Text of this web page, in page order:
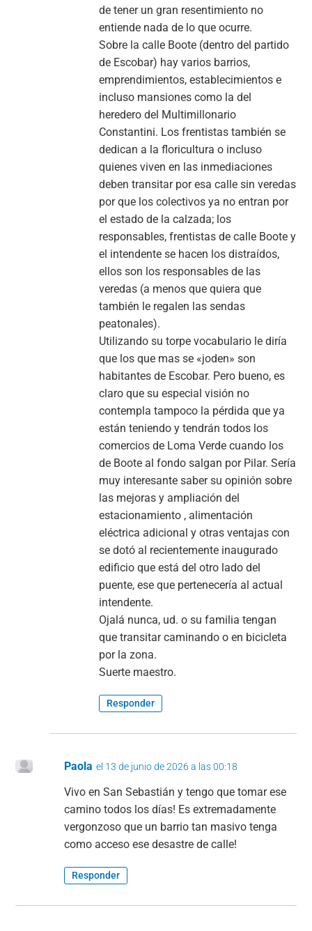
de tener un gran resentimiento no
entiende nada de lo que ocurre.
Sobre la calle Boote (dentro del partido
de Escobar) hay varios barrios,
emprendimientos, establecimientos e
incluso mansiones como la del
heredero del Multimillonario
Constantini. Los frentistas también se
dedican a la floricultura o incluso
quienes viven en las inmediaciones
deben transitar por esa calle sin veredas
por que los colectivos ya no entran por
el estado de la calzada; los
responsables, frentistas de calle Boote y
el intendente se hacen los distraídos,
ellos son los responsables de las
veredas (a menos que quiera que
también le regalen las sendas
peatonales).
Utilizando su torpe vocabulario le diría
que los que mas se «joden» son
habitantes de Escobar. Pero bueno, es
claro que su especial visión no
contempla tampoco la pérdida que ya
están teniendo y tendrán todos los
comercios de Loma Verde cuando los
de Boote al fondo salgan por Pilar. Sería
muy interesante saber su opinión sobre
las mejoras y ampliación del
estacionamiento , alimentación
eléctrica adicional y otras ventajas con
se dotó al recientemente inaugurado
edificio que está del otro lado del
puente, ese que pertenecería al actual
intendente.
Ojalá nunca, ud. o su familia tengan
que transitar caminando o en bicicleta
por la zona.
Suerte maestro.
Responder
Paola el 13 de junio de 2026 a las 00:18
Vivo en San Sebastián y tengo que tomar ese
camino todos los días! Es extremadamente
vergonzoso que un barrio tan masivo tenga
como acceso ese desastre de calle!
Responder